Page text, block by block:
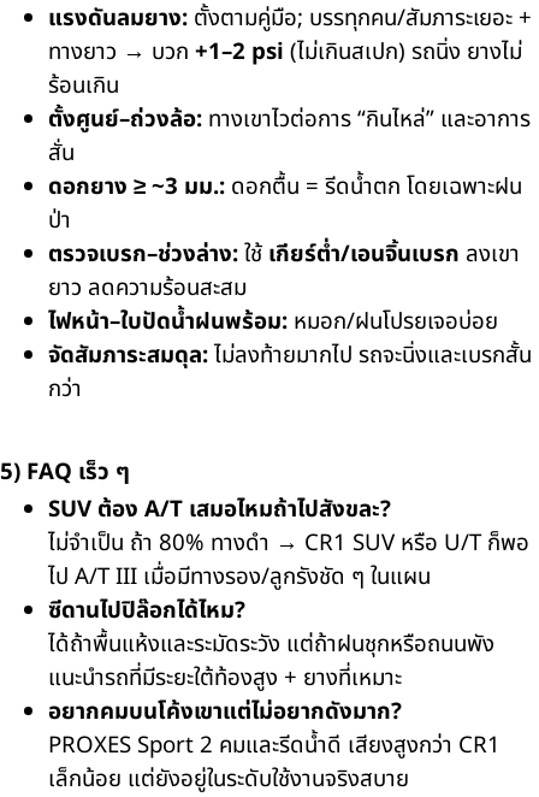
แรงดันลมยาง: ตั้งตามคู่มือ; บรรทุกคน/สัมภาระเยอะ +
ทางยาว → บวก +1–2 psi (ไม่เกินสเปก) รถนิ่ง ยางไม่
ร้อนเกิน
ตั้งศูนย์–ถ่วงล้อ: ทางเขาไวต่อการ “กินไหล่” และอาการ
สั่น
ดอกยาง ≥ ~3 มม.: ดอกตื้น = รีดน้ำตก โดยเฉพาะฝน
ป่า
ตรวจเบรก–ช่วงล่าง:ใช้ เกียร์ต่ำ/เอนจิ้นเบรก ลงเขา
ยาว ลดความร้อนสะสม
ไฟหน้า–ใบปัดน้ำฝนพร้อม: หมอก/ฝนโปรยเจอบ่อย
จัดสัมภาระสมดุล:ไม่ลงท้ายมากไป รถจะนิ่งและเบรกสั้น
กว่า
5) FAQ เร็ว ๆ
SUV ต้อง A/T เสมอไหมถ้าไปสังขละ?
ไม่จำเป็น ถ้า 80% ทางดำ → CR1 SUV หรือ U/Tก็พอ
ไป A/T III เมื่อมีทางรอง/ลูกรังชัด ๆ ในแผน
ซีดานไปปิล๊อกได้ไหม?
ได้ถ้าพื้นแห้งและระมัดระวัง แต่ถ้าฝนชุกหรือถนนพัง
แนะนำรถที่มีระยะใต้ท้องสูง + ยางที่เหมาะ
อยากคมบนโค้งเขาแต่ไม่อยากดังมาก?
PROXES Sport 2 คมและรีดน้ำดี เสียงสูงกว่า CR1
เล็กน้อย แต่ยังอยู่ในระดับใช้งานจริงสบาย